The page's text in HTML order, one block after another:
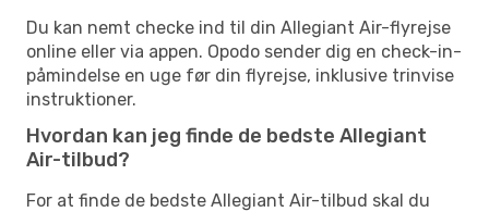
Du kan nemt checke ind til din Allegiant Air-flyrejse
online eller via appen. Opodo sender dig en check-in-
påmindelse en uge før din flyrejse, inklusive trinvise
instruktioner.
Hvordan kan jeg finde de bedste Allegiant
Air-tilbud?
For at finde de bedste Allegiant Air-tilbud skal du